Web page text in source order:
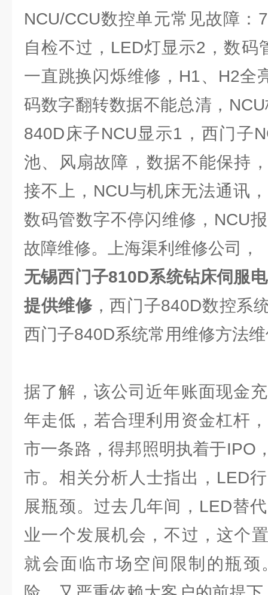
NCU/CCU数控单元常见故障：
自检不过，LED灯显示2，数码
一直跳换闪烁维修，H1、H2全
码数字翻转数据不能总清，
840D床子NCU显示1，西门子
池、风扇故障，数据不能保持
接不上，NCU与机床无法通讯
数码管数字不停闪维修，NCU
故障维修。上海渠利维修公司，
无锡西门子810D系统钻床伺服
提供维修，西门子840D数控系
西门子840D系统常用维修方法
据了解，该公司近年账面现金
年走低，若合理利用资金杠杆
市一条路，得邦照明执着于IPO
市。相关分析人士指出，LED
展瓶颈。过去几年间，LED替
业一个发展机会，不过，这个
就会面临市场空间限制的瓶